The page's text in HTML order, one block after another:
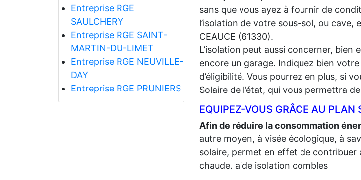
Entreprise RGE
SAULCHERY
Entreprise RGE SAINT-
MARTIN-DU-LIMET
Entreprise RGE NEUVILLE-
DAY
Entreprise RGE PRUNIERS
sans que vous ayez à fournir de
l’isolation de votre sous-sol, ou cave,
CEAUCE (61330).
L’isolation peut aussi concerner, bien
encore un garage. Indiquez bien
d’éligibilité. Vous pourrez en plus, si
Solaire de l’état, qui vous permettra
EQUIPEZ-VOUS GRÂCE AU PLAN
Afin de réduire la consommation
autre moyen, à visée écologique, à
solaire, permet en effet de contribuer
chaude. aide isolation combles